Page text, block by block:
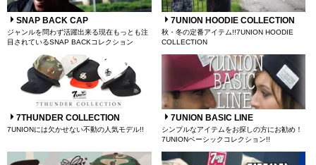
SNAP BACK CAP
ジャンルを問わず活躍出来る現在もっとも注
目されているSNAP BACKコレクション
7UNION HOODIE COLLECTION
秋・冬の定番アイテム!!7UNION HOODIE
COLLECTION
7THUNDER COLLECTION
7UNIONには欠かせない不動の人気モデル!!
7UNION BASIC LINE
シンプルなアイテムをお探しの方にお勧め！
7UNIONベーシックコレクション!!